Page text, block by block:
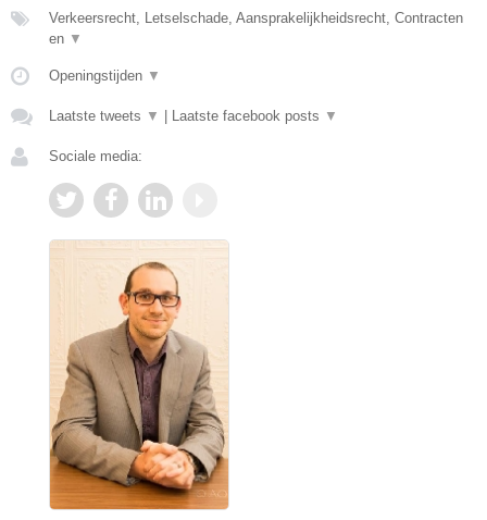
Verkeersrecht, Letselschade, Aansprakelijkheidsrecht, Contracten
en ▼
Openingstijden ▼
Laatste tweets ▼ Laatste facebook posts ▼
Sociale media: